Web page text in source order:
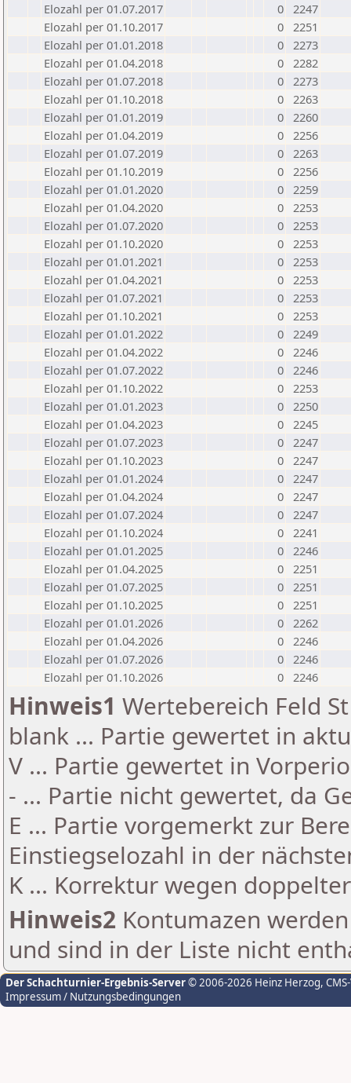
Elozahl per 01.07.2017
0 2247
Elozahl per 01.10.2017
0 2251
Elozahl per 01.01.2018
0 2273
Elozahl per 01.04.2018
0 2282
Elozahl per 01.07.2018
0 2273
Elozahl per 01.10.2018
0 2263
Elozahl per 01.01.2019
0 2260
Elozahl per 01.04.2019
0 2256
Elozahl per 01.07.2019
0 2263
Elozahl per 01.10.2019
0 2256
Elozahl per 01.01.2020
0 2259
Elozahl per 01.04.2020
0 2253
Elozahl per 01.07.2020
0 2253
Elozahl per 01.10.2020
0 2253
Elozahl per 01.01.2021
0 2253
Elozahl per 01.04.2021
0 2253
Elozahl per 01.07.2021
0 2253
Elozahl per 01.10.2021
0 2253
Elozahl per 01.01.2022
0 2249
Elozahl per 01.04.2022
0 2246
Elozahl per 01.07.2022
0 2246
Elozahl per 01.10.2022
0 2253
Elozahl per 01.01.2023
0 2250
Elozahl per 01.04.2023
0 2245
Elozahl per 01.07.2023
0 2247
Elozahl per 01.10.2023
0 2247
Elozahl per 01.01.2024
0 2247
Elozahl per 01.04.2024
0 2247
Elozahl per 01.07.2024
0 2247
Elozahl per 01.10.2024
0 2241
Elozahl per 01.01.2025
0 2246
Elozahl per 01.04.2025
0 2251
Elozahl per 01.07.2025
0 2251
Elozahl per 01.10.2025
0 2251
Elozahl per 01.01.2026
0 2262
Elozahl per 01.04.2026
0 2246
Elozahl per 01.07.2026
0 2246
Elozahl per 01.10.2026
0 2246
Hinweis1 Wertebereich Feld
blank ... Partie gewertet in
V ... Partie gewertet in
- ... Partie nicht gewertet, da
E ... Partie vorgemerkt zur
Einstiegselozahl in der
K ... Korrektur wegen
Hinweis2 Kontumazen
und sind in der Liste nicht
Der Schachturnier-Ergebnis-Server© 2006-2026 Heinz Herzog,
Impressum / Nutzungsbedingungen